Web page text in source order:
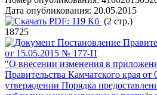
Дата опубликования: 20.05.2015
PDF: 119 Кб (2 стр.)
18725
Постановление
от 15.05.2015 № 177-П
"О внесении изменения в
Правительства Камчатского края
утверждении Порядка